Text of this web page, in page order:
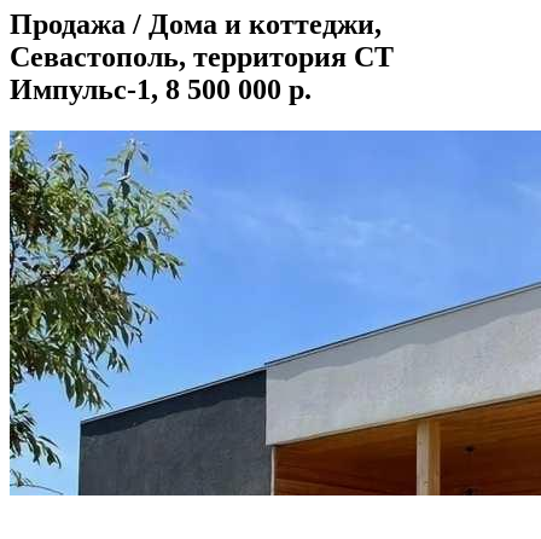
Продажа / Дома и коттеджи,
Севастополь, территория СТ
Импульс-1, 8 500 000 р.